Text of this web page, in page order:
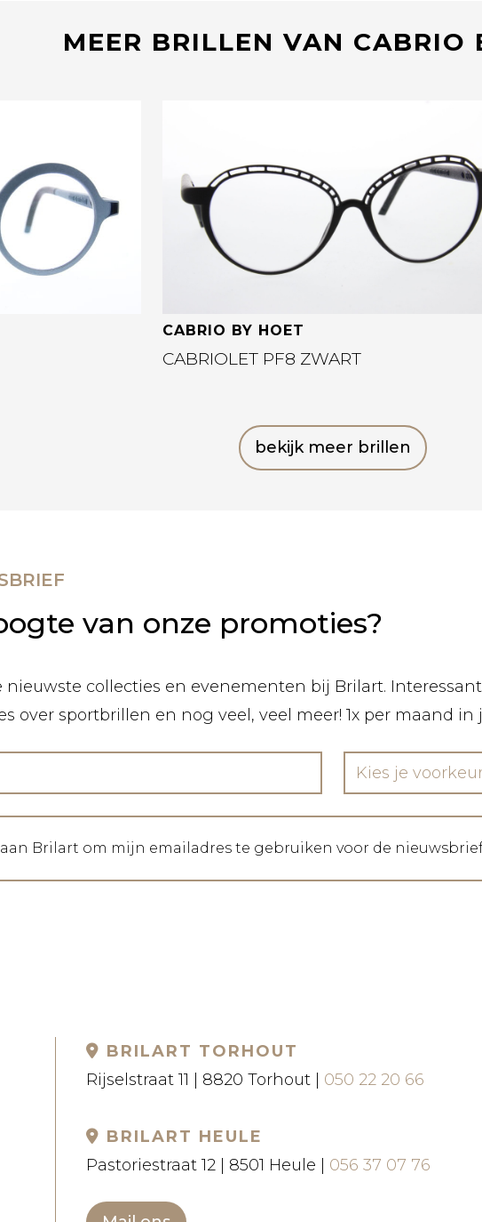
MEER BRILLEN VAN CABRIO
CABRIO BY HOET
CABRIOLET PF8 ZWART
bekijk meer brillen
van onze promoties?
nieuwste collecties en evenementen bij Brilart.
over sportbrillen en nog veel, veel meer! 1x per maand in
Kies je
Brilart om mijn emailadres te gebruiken voor de
BRILART TORHOUT
Rijselstraat 11 | 8820 Torhout | 050 22 20 66
BRILART HEULE
Pastoriestraat 12 | 8501 Heule | 056 37 07 76